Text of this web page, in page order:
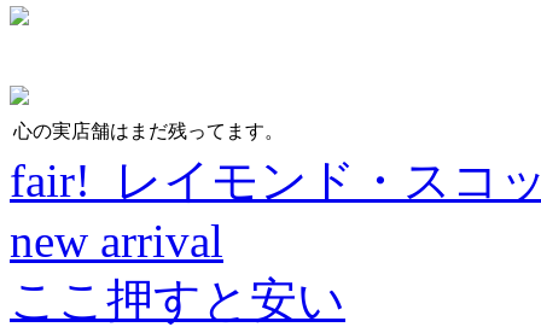
心の実店舗はまだ残ってます。
fair! レイモンド・スコ
new arrival
ここ押すと安い